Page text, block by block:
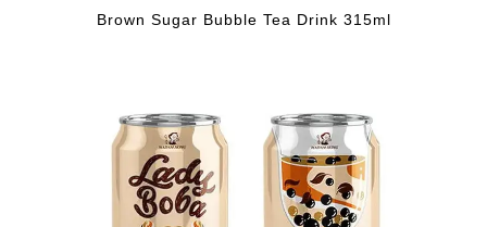
Brown Sugar Bubble Tea Drink 315ml